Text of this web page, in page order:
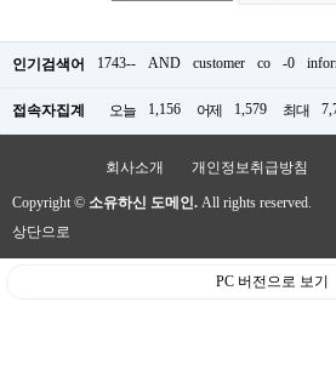
인기검색어 1743-- AND customer co -0
접속자집계 오늘 1,156 어제 1,579 최대
회사소개 개인정보취급방침
Copyright © 소유하신 도메인. All rights reserved.
상단으로
PC 버전으로 보기